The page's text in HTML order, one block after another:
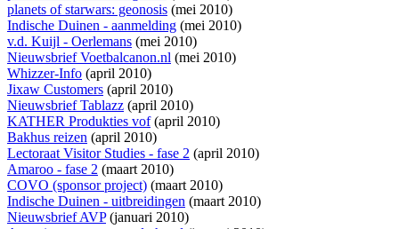
planets of starwars: geonosis (mei 2010)
Indische Duinen - aanmelding (mei 2010)
v.d. Kuijl - Oerlemans (mei 2010)
Nieuwsbrief Voetbalcanon.nl (mei 2010)
Whizzer-Info (april 2010)
Jixaw Customers (april 2010)
Nieuwsbrief Tablazz (april 2010)
KATHER Produkties vof(april 2010)
Bakhus reizen (april 2010)
Lectoraat Visitor Studies - fase 2 (april 2010)
Amaroo - fase 2 (maart 2010)
COVO (sponsor project) (maart 2010)
Indische Duinen - uitbreidingen (maart 2010)
Nieuwsbrief AVP(januari 2010)